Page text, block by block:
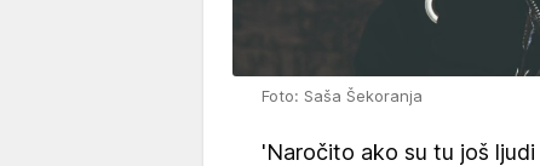
Foto: Saša Šekoranja
'Naročito ako su tu još